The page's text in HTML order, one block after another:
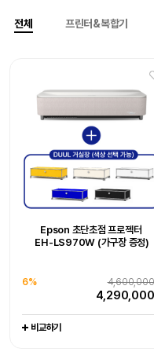
전체 프린터&복합기
Epson 초단초점 프로젝터
EH-LS970W (가구장 증정)
4,600,000
6%
4,290,000
비교하기
Epson EcoTank
포토 복합기 L8180
704,000
0%
704,000
비교하기
Epson WorkForce DS-530III
417,000
비교하기
Epson 네이머
LW-K200DA 곰돌이 푸 라벨프린
128,000
19%
102,800
비교하기
Epson 초단초점 프로젝터
EH-LS970W (가구장 증정)
4,290,000